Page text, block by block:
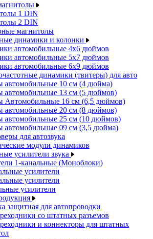
1 DIN
2 DIN
магнитолы
динамики и колонки
автомобильные 4x6 дюймов
автомобильные 5x7 дюймов
автомобильные 6x9 дюймов
динамики (твитеры) для авто
автомобильные 10 см (4 дюйма)
автомобильные 13 см (5 дюймов)
Автомобильные 16 см (6,5 дюймов)
автомобильные 20 см (8 дюймов)
автомобильные 25 см (10 дюймов)
автомобильные 09 см (3,5 дюйма)
для автозвука
модули динамиков
усилители звука
1-канальные (Моноблоки)
усилители
усилители
усилители
защитная для автопроводки
со штатных разъемов
и коннекторы для штатных